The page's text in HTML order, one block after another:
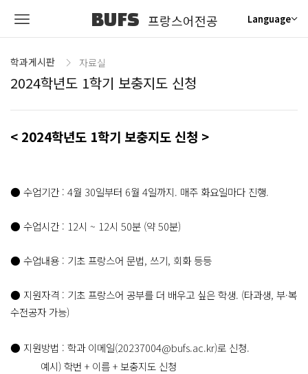
BUFS 프랑스어전공 Language
학과게시판 자료실
2024학년도 1학기 보충지도 신청
< 2024학년도 1학기 보충지도 신청 >
● 수업기간 : 4월 30일부터 6월 4일까지. 매주 화요일마다 진행.
● 수업시간 : 12시 ~ 12시 50분 (약 50분)
● 수업내용 : 기초 프랑스어 문법, 쓰기, 회화 등등
● 지원자격 : 기초 프랑스어 공부를 더 배우고 싶은 학생. (타과생, 부·복
수전공자 가능)
● 지원방법 : 학과 이메일(20237004@bufs.ac.kr)로 신청.
예시) 학번 + 이름 + 보충지도 신청